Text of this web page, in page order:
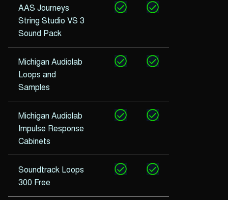
AAS Journeys
String Studio VS 3
Sound Pack
Michigan Audiolab
Loops and
Samples
Michigan Audiolab
Impulse Response
Cabinets
Soundtrack Loops
300 Free